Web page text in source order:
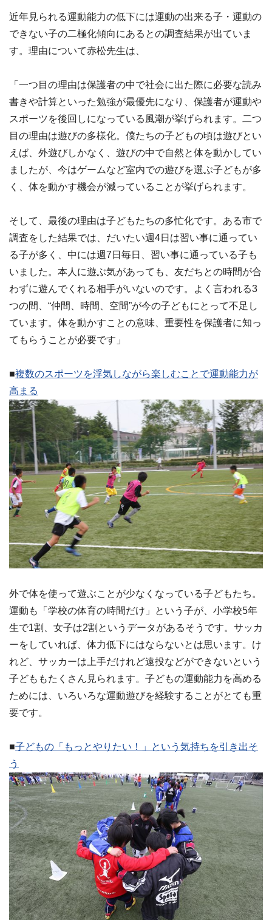
近年見られる運動能力の低下には運動の出来る子・運動の
できない子の二極化傾向にあるとの調査結果が出ていま
す。理由について赤松先生は、
「一つ目の理由は保護者の中で社会に出た際に必要な読み
書きや計算といった勉強が最優先になり、保護者が運動や
スポーツを後回しになっている風潮が挙げられます。二つ
目の理由は遊びの多様化。僕たちの子どもの頃は遊びとい
えば、外遊びしかなく、遊びの中で自然と体を動かしてい
ましたが、今はゲームなど室内での遊びを選ぶ子どもが多
く、体を動かす機会が減っていることが挙げられます。
そして、最後の理由は子どもたちの多忙化です。ある市で
調査をした結果では、だいたい週4日は習い事に通ってい
る子が多く、中には週7日毎日、習い事に通っている子も
いました。本人に遊ぶ気があっても、友だちとの時間が合
わずに遊んでくれる相手がいないのです。よく言われる3
つの間、“仲間、時間、空間”が今の子どもにとって不足し
ています。体を動かすことの意味、重要性を保護者に知っ
てもらうことが必要です」
■複数のスポーツを浮気しながら楽しむことで運動能力が
高まる
外で体を使って遊ぶことが少なくなっている子どもたち。
運動も「学校の体育の時間だけ」という子が、小学校5年
生で1割、女子は2割というデータがあるそうです。サッカ
ーをしていれば、体力低下にはならないとは思います。け
れど、サッカーは上手だけれど遠投などができないという
子どももたくさん見られます。子どもの運動能力を高める
ためには、いろいろな運動遊びを経験することがとても重
要です。
■子どもの「もっとやりたい！」という気持ちを引き出そ
う